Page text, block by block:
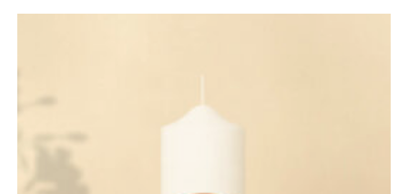
Dieses Produkt weist mehrere Varianten auf. Die Optionen können auf der Produktseite gewählt werden